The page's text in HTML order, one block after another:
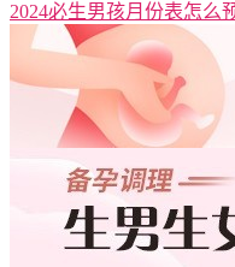
2024必生男孩月份表怎么